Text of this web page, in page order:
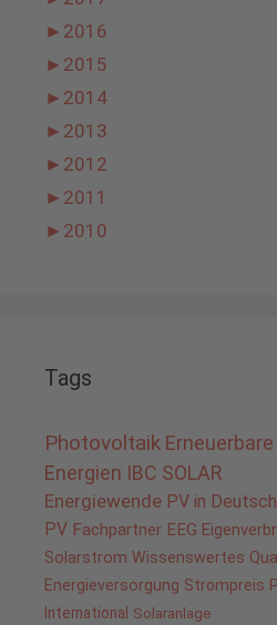
► 2016
► 2015
► 2014
► 2013
► 2012
► 2011
► 2010
Tags
Photovoltaik Erneuerbare
Energien IBC SOLAR
Energiewende PV in
PV Fachpartner EEG
Solarstrom Wissenswertes
Energieversorgung Strompreis
International Solaranlage